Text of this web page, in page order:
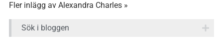
Fler inlägg av Alexandra Charles »
Sök i bloggen